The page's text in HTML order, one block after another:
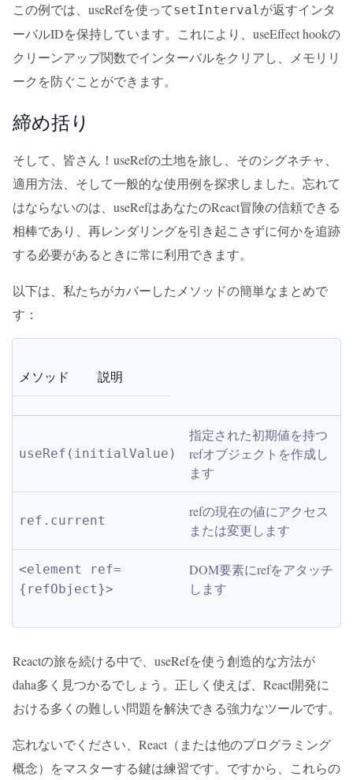
この例では、useRefを使ってsetIntervalが返すインタ
ーバルIDを保持しています。これにより、useEffect hookの
クリーンアップ関数でインターバルをクリアし、メモリリ
ークを防ぐことができます。
締め括り
そして、皆さん！useRefの土地を旅し、そのシグネチャ、
適用方法、そして一般的な使用例を探求しました。忘れて
はならないのは、useRefはあなたのReact冒険の信頼できる
相棒であり、再レンダリングを引き起こさずに何かを追跡
する必要があるときに常に利用できます。
以下は、私たちがカバーしたメソッドの簡単なまとめで
す：
メソッド 説明
useRef(initialValue)
指定された初期値を持つ
refオブジェクトを作成し
ます
ref.current
refの現在の値にアクセス
または変更します
<element ref=
{refObject}>
DOM要素にrefをアタッチ
します
Reactの旅を続ける中で、useRefを使う創造的な方法が
daha多く見つかるでしょう。正しく使えば、React開発に
おける多くの難しい問題を解決できる強力なツールです。
忘れないでください、React（または他のプログラミング
概念）をマスターする鍵は練習です。ですから、これらの